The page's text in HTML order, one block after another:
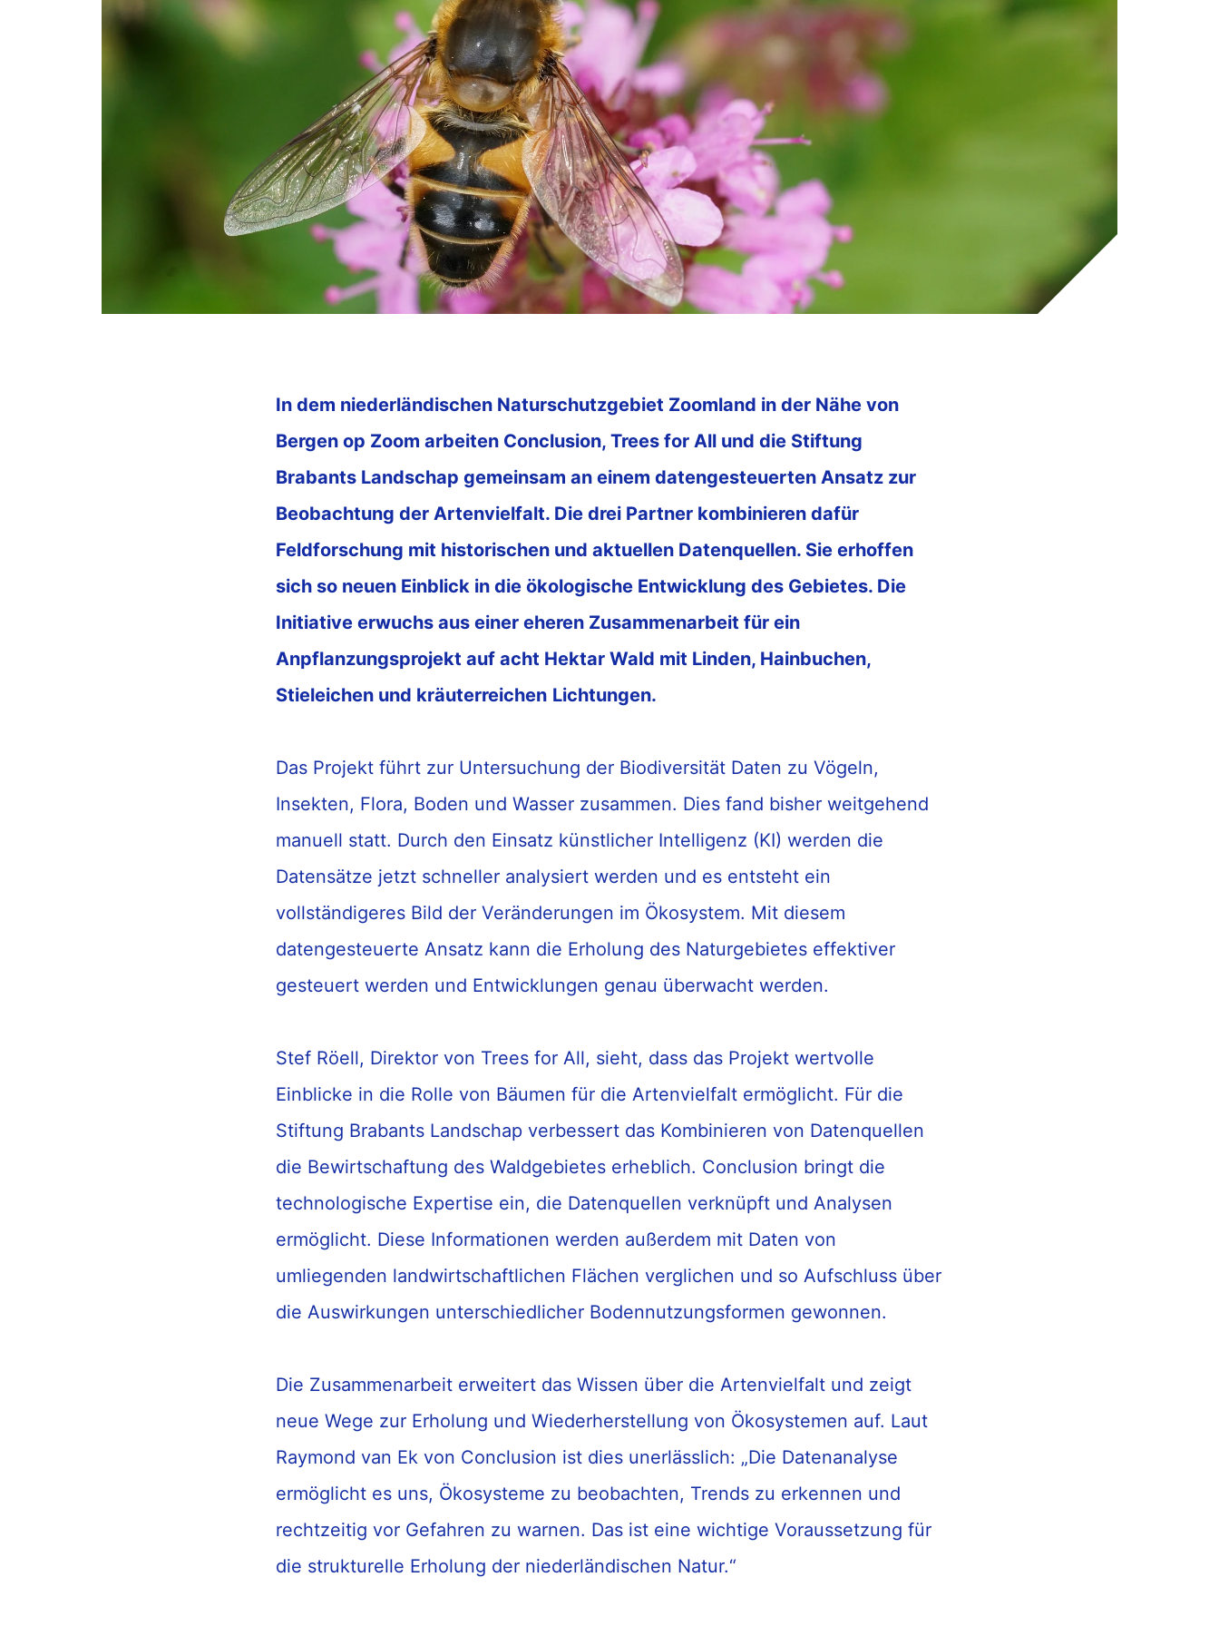
In dem niederländischen Naturschutzgebiet Zoomland in der Nähe von
Bergen op Zoom arbeiten Conclusion, Trees for All und die Stiftung
Brabants Landschap gemeinsam an einem datengesteuerten Ansatz zur
Beobachtung der Artenvielfalt. Die drei Partner kombinieren dafür
Feldforschung mit historischen und aktuellen Datenquellen. Sie erhoffen
sich so neuen Einblick in die ökologische Entwicklung des Gebietes. Die
Initiative erwuchs aus einer eheren Zusammenarbeit für ein
Anpflanzungsprojekt auf acht Hektar Wald mit Linden, Hainbuchen,
Stieleichen und kräuterreichen Lichtungen.
Das Projekt führt zur Untersuchung der Biodiversität Daten zu Vögeln,
Insekten, Flora, Boden und Wasser zusammen. Dies fand bisher weitgehend
manuell statt. Durch den Einsatz künstlicher Intelligenz (KI) werden die
Datensätze jetzt schneller analysiert werden und es entsteht ein
vollständigeres Bild der Veränderungen im Ökosystem. Mit diesem
datengesteuerte Ansatz kann die Erholung des Naturgebietes effektiver
gesteuert werden und Entwicklungen genau überwacht werden.
Stef Röell, Direktor von Trees for All, sieht, dass das Projekt wertvolle
Einblicke in die Rolle von Bäumen für die Artenvielfalt ermöglicht. Für die
Stiftung Brabants Landschap verbessert das Kombinieren von Datenquellen
die Bewirtschaftung des Waldgebietes erheblich. Conclusion bringt die
technologische Expertise ein, die Datenquellen verknüpft und Analysen
ermöglicht. Diese Informationen werden außerdem mit Daten von
umliegenden landwirtschaftlichen Flächen verglichen und so Aufschluss über
die Auswirkungen unterschiedlicher Bodennutzungsformen gewonnen.
Die Zusammenarbeit erweitert das Wissen über die Artenvielfalt und zeigt
neue Wege zur Erholung und Wiederherstellung von Ökosystemen auf. Laut
Raymond van Ek von Conclusion ist dies unerlässlich: „Die Datenanalyse
ermöglicht es uns, Ökosysteme zu beobachten, Trends zu erkennen und
rechtzeitig vor Gefahren zu warnen. Das ist eine wichtige Voraussetzung für
die strukturelle Erholung der niederländischen Natur.“